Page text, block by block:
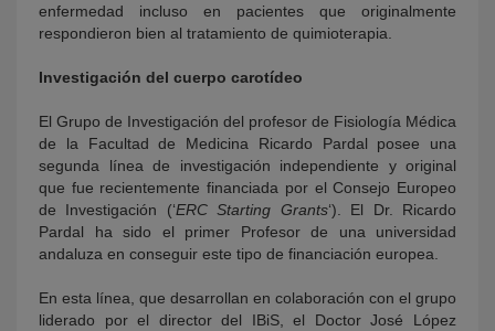
enfermedad incluso en pacientes que originalmente
respondieron bien al tratamiento de quimioterapia.
Investigación del cuerpo carotídeo
El Grupo de Investigación del profesor de Fisiología Médica
de la Facultad de Medicina Ricardo Pardal posee una
segunda línea de investigación independiente y original
que fue recientemente financiada por el Consejo Europeo
de Investigación (‘ERC Starting Grants‘). El Dr. Ricardo
Pardal ha sido el primer Profesor de una universidad
andaluza en conseguir este tipo de financiación europea.
En esta línea, que desarrollan en colaboración con el grupo
liderado por el director del IBiS, el Doctor José López